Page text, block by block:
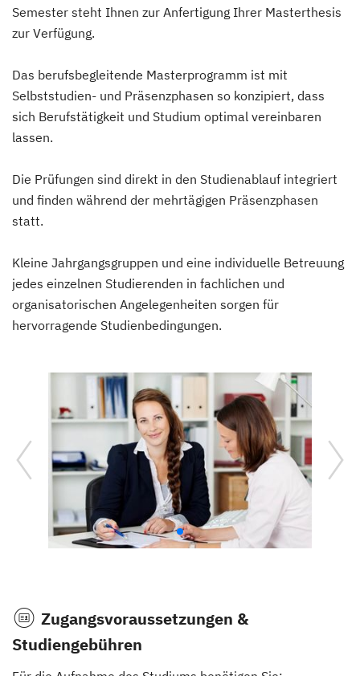
Semester steht Ihnen zur Anfertigung Ihrer Masterthesis
zur Verfügung.
Das berufsbegleitende Masterprogramm ist mit
Selbststudien- und Präsenzphasen so konzipiert, dass
sich Berufstätigkeit und Studium optimal vereinbaren
lassen.
Die Prüfungen sind direkt in den Studienablauf integriert
und finden während der mehrtägigen Präsenzphasen
statt.
Kleine Jahrgangsgruppen und eine individuelle Betreuung
jedes einzelnen Studierenden in fachlichen und
organisatorischen Angelegenheiten sorgen für
hervorragende Studienbedingungen.
Zugangsvoraussetzungen &
Studiengebühren